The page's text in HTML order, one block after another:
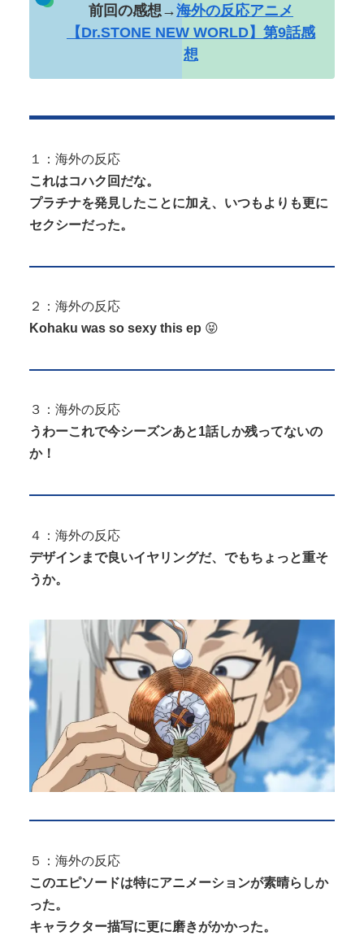
前回の感想→海外の反応アニメ
【Dr.STONE NEW WORLD】第9話感
想
１：海外の反応
これはコハク回だな。
プラチナを発見したことに加え、いつもよりも更に
セクシーだった。
２：海外の反応
Kohaku was so sexy this ep 😝
３：海外の反応
うわーこれで今シーズンあと1話しか残ってないの
か！
４：海外の反応
デザインまで良いイヤリングだ、でもちょっと重そ
うか。
５：海外の反応
このエピソードは特にアニメーションが素晴らしか
った。
キャラクター描写に更に磨きがかかった。